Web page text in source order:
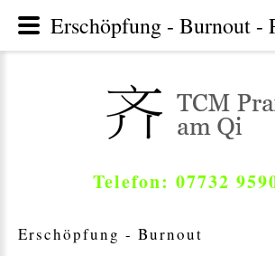
Telefon: 07732
Erschöpfung - Burnout